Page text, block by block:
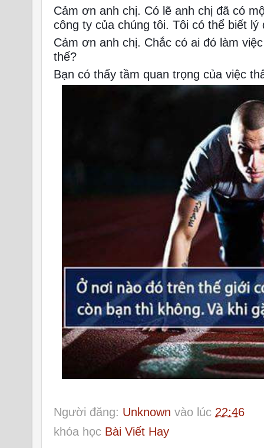
Cảm ơn anh chị. Có lẽ anh chị đã có
công ty của chúng tôi. Tôi có thể biết
Cảm ơn anh chị. Chắc có ai đó làm
thế?
Bạn có thấy tầm quan trọng của việc
Người đăng: Unknown vào lúc 22:46
khóa học Bài Viết Hay